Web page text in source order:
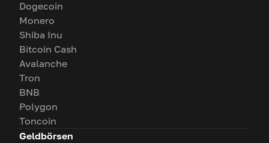
Dogecoin
Monero
Shiba Inu
Bitcoin Cash
Avalanche
Tron
BNB
Polygon
Toncoin
Geldbörsen